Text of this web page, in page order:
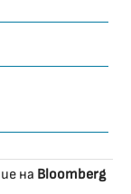
на Bloomberg